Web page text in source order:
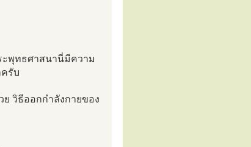
ะพุทธศาสนานี่มีความ
รับ
ย วิธีออกกำลังกายของ